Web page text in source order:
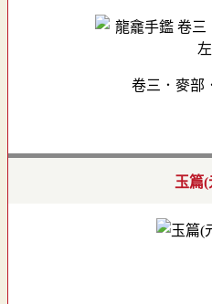
卷三．麥部
玉篇